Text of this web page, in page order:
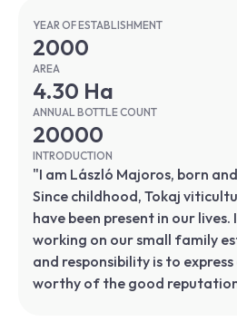
YEAR OF ESTABLISHMENT
2000
AREA
4.30 Ha
ANNUAL BOTTLE COUNT
20000
INTRODUCTION
"I am László Majoros, born
Since childhood, Tokaj
have been present in our
working on our small family
and responsibility is to
worthy of the good